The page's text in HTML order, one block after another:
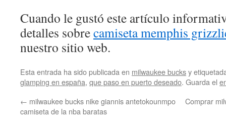
Cuando le gustó este artículo
detalles sobrecamiseta memphis
nuestro sitio web.
Esta entrada ha sido publicada en milwaukee bucksy
glamping en españa, que paso en puerto deseado. Guarda el
← milwaukee bucks nike giannis antetokounmpo
camiseta de la nba baratas
Comprar